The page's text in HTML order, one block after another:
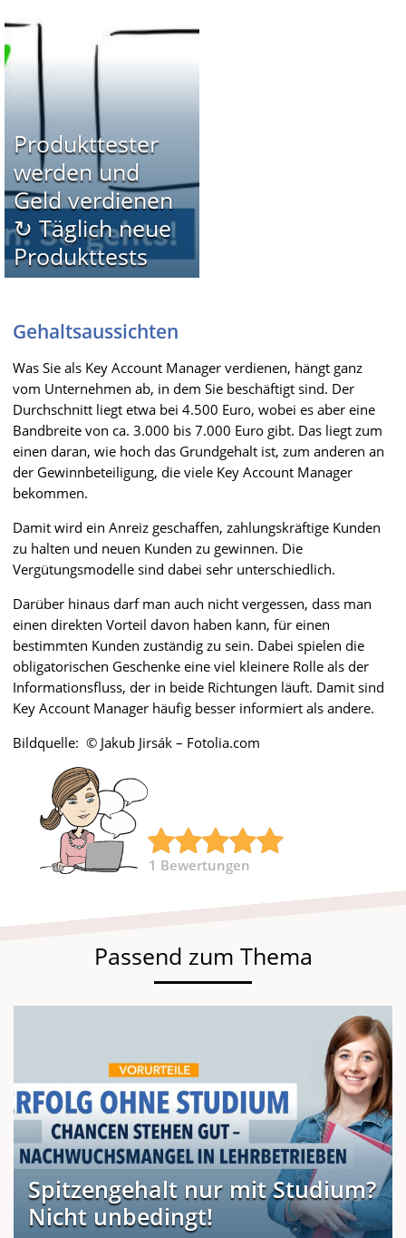
Produkttester
werden und
Geld verdienen
↻ Täglich neue
Produkttests
Gehaltsaussichten
Was Sie als Key Account Manager verdienen, hängt ganz
vom Unternehmen ab, in dem Sie beschäftigt sind. Der
Durchschnitt liegt etwa bei 4.500 Euro, wobei es aber eine
Bandbreite von ca. 3.000 bis 7.000 Euro gibt. Das liegt zum
einen daran, wie hoch das Grundgehalt ist, zum anderen an
der Gewinnbeteiligung, die viele Key Account Manager
bekommen.
Damit wird ein Anreiz geschaffen, zahlungskräftige Kunden
zu halten und neuen Kunden zu gewinnen. Die
Vergütungsmodelle sind dabei sehr unterschiedlich.
Darüber hinaus darf man auch nicht vergessen, dass man
einen direkten Vorteil davon haben kann, für einen
bestimmten Kunden zuständig zu sein. Dabei spielen die
obligatorischen Geschenke eine viel kleinere Rolle als der
Informationsfluss, der in beide Richtungen läuft. Damit sind
Key Account Manager häufig besser informiert als andere.
Bildquelle: © Jakub Jirsák – Fotolia.com
1 Bewertungen
Passend zum Thema
Spitzengehalt nur mit Studium?
Nicht unbedingt!